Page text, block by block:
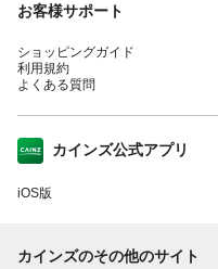
お客様サポート
ショッピングガイド
利用規約
よくある質問
カインズ公式アプリ
iOS版
カインズのその他のサイト